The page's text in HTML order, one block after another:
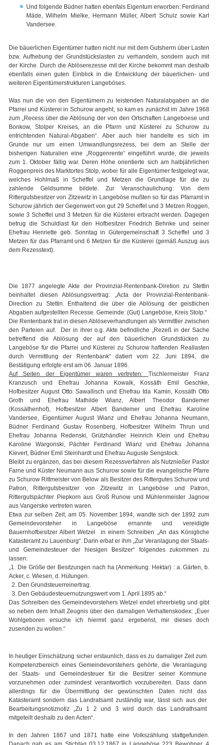
Und folgende Büdner hatten ebenfals Eigentum erworben: Ferdinand
Mäde, Wilhelm Mielke, Hermann Müller, Albert Schulz sowie Karl
Vandersee.
Die bäuerlichen Eigentümer hatten nicht nur mit dem Gutsherrn über Lasten
bzw. Aufhebung der Grundstückslasten zu verhandeln, sondern auch mit
der Kirche. Durch die Ablöserezesse mit der Kirche bekommt man deshalb
ebenfalls einen guten Einblick in die Entwicklung der bäuerlichen- und
weiteren Eigentümerstrukturen Langeböses.
Was nun die von den Eigentümern zu leistenden Naturalabgaben an die
Pfarrei und Küsterei in Schurow angeht, so kam es zunächst im Jahre 1968
zum „Recess über die Ablösung der von den Ortschaften Langeboese und
Bonkow, Stolper Kreises, an die Pfarrn und Küsterei zu Schurow zu
entrichtenden Natural-Abgaben“. Aber auch hier handelte es sich im
Grunde nur um einen Umwandlungsrezess, bei dem an Stelle der
bisherigen Naturalien eine „Roggenrente“ eingeführt wurde, die jeweils
zum 1. Oktober fällig war. Deren Höhe orientierte sich am halbjährlichen
Roggenpreis des Marktortes Stolp, wobei für alle Eigentümer festgelegt war,
welches Hohlmaß in Scheffel und Metzen die Grundlage für die zu
zahlende Geldsumme bildete. Zur Veranschaulichung: Von dem
Rittergutsbesitzer von Zitzewitz in Langeböse mußten so für das Pfarramt in
Schurow jährlich der Gegenwert von gut 29 Scheffel und 3 Metzen Roggen,
sowie 3 Scheffel und 3 Metzen für die Küsterei erbracht werden. Dagegen
betrug die Schuldlast für den Hofbesitzer Friedrich Behnke und seiner
Ehefrau Henriette geb. Sonntag in Gütergemeinschaft 3 Scheffel und 3
Metzen für das Pfarramt und 6 Metzen für die Küsterei (gemäß Auszug aus
dem Rezesstext).
Die 1877 angelegte Akte der Provinzial-Rentenbank-Diretion zu Stettin
beinhaltet diesen Ablösungsvertrag: „Acta der Provinzial-Rentenbank-
Direction zu Stettin. Enthaltend die über die Ablösung der geistlichen
Abgaben aufgestellten Recesse. Gemeinde: (Gut) Langeböse, Kreis Stolp.“
Die Rentenbank trat in diesen Ablöseverhandlungen als Vermittler zwischen
den Parteien auf. Der in ihrer o.g. Akte befindliche „Rezeß in der Sache
betreffend die Ablösung der auf den bäuerlichen Grundstücken zu
Langeböse für die Pfarrei und Küsterei zu Schurow haftenden Reallasten
durch Vermittlung der Rentenbank“ datiert vom 22. Juni 1894, die
Bestätigung erfolgte erst am 06. Januar 1896.
Auf Seiten der Eigentümer waren vertreten: Tischlermeister Franz
Kranzusch und Ehefrau Johanna Kowalk, Kossäth Emil Geschke,
Hofbesitzer August Otto Sawallisch und Ehefrau Ida Kamin, Kossäth Otto
Groth und Ehefrau Mathilde Wianz, Albert Theodor Bandemer
(Kossäthenhof), Hofbesitzer Albert Bandemer und Ehefrau Karoline
Vandersee, Eigentümer August Wianz und Ehefrau Johanna Neumann,
Büdner Ferdinand Gustav Rosenberg, Hofbesitzer Wilhelm Thrun und
Ehefrau Johanna Redenski, Grützhändler Heinrich Klein und Ehefrau
Karoline Wargonski, Pächter Ferdinand Wianz und Ehefrau Johanna
Kievert, Büdner Emil Steinhardt und Ehefrau Auguste Sengstock.
Bleibt zu ergänzen, das bei diesem Rezessverfahren als Nutznießer Pastor
Farne und Küster Neumann aus Schurow sowie für die evangelische Pfarre
zu Schurow Rittmeister von Below als Besitzer des Rittergutes Schurow und
Patron, Rittergutsbesitzer von Zitzewitz in Langeböse und Patron,
Rittergutspächter Piepkorn aus Groß Runow und Mühlenmeister Jagnow
aus Vangerske vertreten waren.
Etwa zur selben Zeit, am 05. November 1894, wandte sich der 1892 zum
Gemeindevorsteher in Langeböse ernannte und vereidigte
Bauernhofbesitzer Albert Wetzel in einem Schreiben „An das Königliche
Katasteramt zu Lauenburg“. Darin erbat er ihm „Zur Veranlagung der Staats-
und Gemeindesteuer der hiesigen Besitzer“ folgendes zukommen zu
lassen:
„1. Die Größe der Besitzungen nach ha (Anmerkung: Hektar) : a. Gärten, b.
Acker, c. Wiesen, d. Hütungen.
2. Den Grundsteuerreinertrag.
3. Den Gebäudesteuernutzungswert vom 1. April 1895 ab.“
Das Schreiben des Gemeindevorstehers Wetzel endet ehrerbietig und gibt
so neben dem Inhalt Zeugnis über den damaligen Verhaltenskodex: „Euer
Wohlgeboren ersuche ich hiermit ganz ergebenst, mir dieses doch
zusenden zu wollen.“
In heutiger Einschätzung sicher erstaunlich, dass es zu damaliger Zeit zum
Kompetenzbereich eines Gemeindevorstehers gehörte, die Veranlagung
der Staats- und Gemeindesteuer für die Besitzer seiner Kommune
vorzunehmen oder zumindest verantwortlich vorzubereiten. Dass dann
allerdings für die Übermittlung der gewünschten Daten nicht das
Katasteramt sondern das Landratsamt zuständig war, lässt sich aus der
Bearbeitungsnotiznotiz „Zu 1 2 und 3 wird durch das Landrathsamt
mitgeteilt deshalb zu den Acten“.
In den Jahren 1867 und 1871 hatte eine Volkszählung stattgefunden.